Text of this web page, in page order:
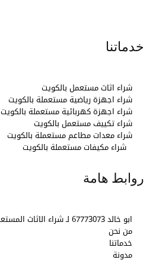
خدماتنا
شراء اثاث مستعمل بالكويت
شراء اجهزة رياضية مستعملة بالكويت
شراء اجهزة كهربائية مستعملة بالكويت
شراء تكييف مستعمل بالكويت
شراء معدات مطاعم مستعملة بالكويت
شراء مكيفات مستعملة بالكويت
روابط هامة
ابو خالد 67773073 لـ شراء الاثاث المستعمل بالكويت
من نحن
خدماتنا
مدونة